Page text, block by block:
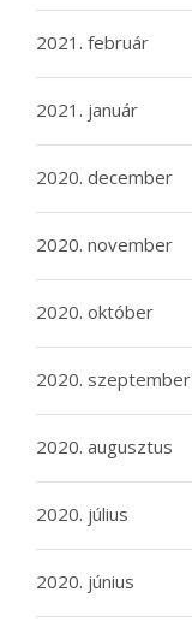
2021. február
2021. január
2020. december
2020. november
2020. október
2020. szeptember
2020. augusztus
2020. július
2020. június